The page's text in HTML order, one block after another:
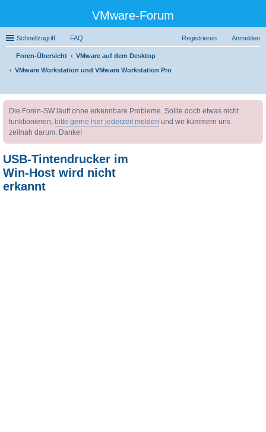
VMware-Forum
Schnellzugriff FAQ Anmelden
Registrieren
Foren-Übersicht
VMware auf dem Desktop
VMware Workstation und VMware Workstation Pro
uc
Die Foren-SW läuft ohne erkennbare Probleme. Sollte doch etwas nicht
funktionieren, bitte gerne hier jederzeit melden und wir kümmern uns
zeitnah darum. Danke!
USB-Tintendrucker im
Win-Host wird nicht
erkannt